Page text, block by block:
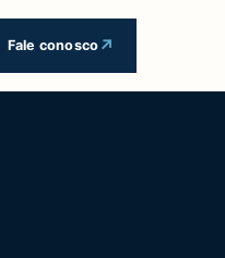
Fale conosco